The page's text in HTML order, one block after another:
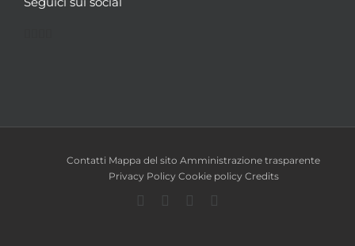
Contatti Mappa del sito Amministrazione trasparente
Privacy Policy Cookie policy Credits
Facebook
TwitterYouTube